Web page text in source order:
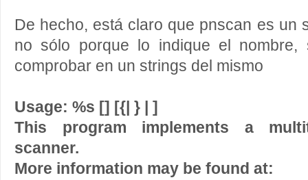
De hecho, está claro que pnscan es un
no sólo porque lo indique el nombre,
comprobar en un strings del mismo
Usage: %s [] [{ } | ]
This program implements a
scanner.
More information may be found at: